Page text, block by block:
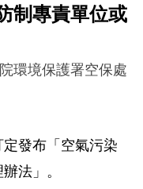
制專責單位或
環境保護署空保處
發布「空氣污染
法」。